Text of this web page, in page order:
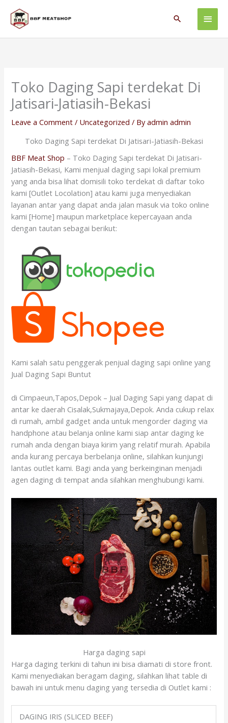
content
Main
Search
Toko Daging Sapi terdekat Di
Jatisari-Jatiasih-Bekasi
Leave a Comment / Uncategorized / Byadmin admin
Toko Daging Sapi terdekat Di Jatisari-Jatiasih-Bekasi
BBF Meat Shop – Toko Daging Sapi terdekat Di Jatisari-
Jatiasih-Bekasi, Kami menjual daging sapi lokal premium
yang anda bisa lihat domisili toko terdekat di daftar toko
kami [Outlet Locolation] atau kami juga menyediakan
layanan antar yang dapat anda jalan masuk via toko online
kami [Home] maupun marketplace kepercayaan anda
dengan tautan sebagai berikut:
Kami salah satu penggerak penjual daging sapi online yang
Jual Daging Sapi Buntut
di Cimpaeun,Tapos,Depok – Jual Daging Sapi yang dapat di
antar ke daerah Cisalak,Sukmajaya,Depok. Anda cukup relax
di rumah, ambil gadget anda untuk mengorder daging via
handphone atau belanja online kami siap antar daging ke
rumah anda dengan biaya kirim yang relatif murah. Apabila
anda kurang percaya berbelanja online, silahkan kunjungi
lantas outlet kami. Bagi anda yang berkeinginan menjadi
agen daging di tempat anda silahkan menghubungi kami.
Harga daging sapi
Harga daging terkini di tahun ini bisa diamati di store front.
Kami menyediakan beragam daging, silahkan lihat table di
bawah ini untuk menu daging yang tersedia di Outlet kami :
DAGING IRIS (SLICED BEEF)